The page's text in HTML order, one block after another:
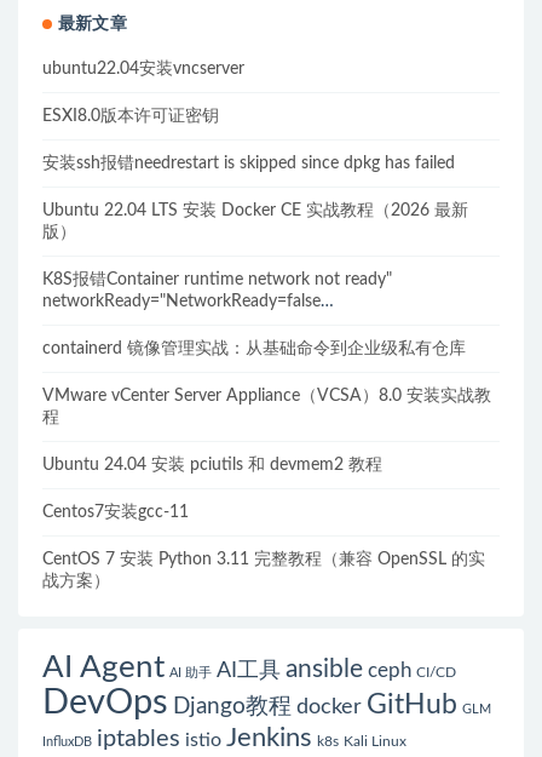
最新文章
ubuntu22.04安装vncserver
ESXI8.0版本许可证密钥
安装ssh报错needrestart is skipped since dpkg has failed
Ubuntu 22.04 LTS 安装 Docker CE 实战教程（2026 最新
版）
K8S报错Container runtime network not ready"
networkReady="NetworkReady=false
containerd 镜像管理实战：从基础命令到企业级私有仓库
VMware vCenter Server Appliance（VCSA）8.0 安装实战教
程
Ubuntu 24.04 安装 pciutils 和 devmem2 教程
Centos7安装gcc-11
CentOS 7 安装 Python 3.11 完整教程（兼容 OpenSSL 的实
战方案）
AI Agent AI 助手 AI工具 ansible ceph CI/CD
DevOps Django教程 docker GitHub GLM
InfluxDB iptables istio Jenkins k8s Kali Linux